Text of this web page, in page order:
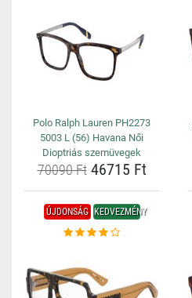
Polo Ralph Lauren PH2273
5003 L (56) Havana Női
Dioptriás szemüvegek
70090 Ft46715 Ft
ÚJDONSÁG KEDVEZMÉNY